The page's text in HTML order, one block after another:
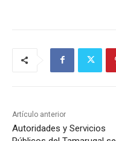
Artículo anterior
Autoridades y Servicios